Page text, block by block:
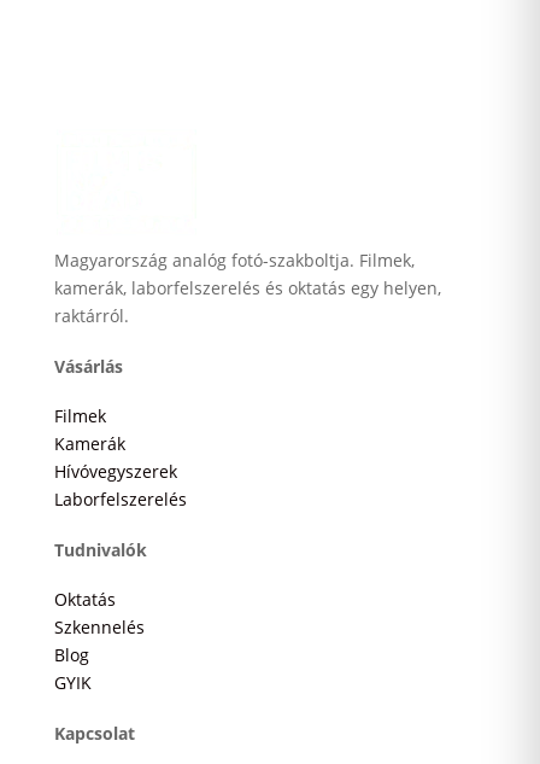
Magyarország analóg fotó-szakboltja. Filmek,
kamerák, laborfelszerelés és oktatás egy helyen,
raktárról.
Vásárlás
Filmek
Kamerák
Hívóvegyszerek
Laborfelszerelés
Tudnivalók
Oktatás
Szkennelés
Blog
GYIK
Kapcsolat